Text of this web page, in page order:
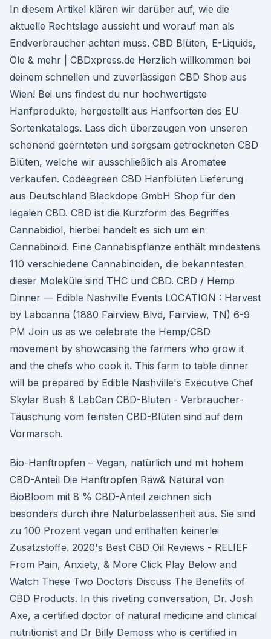
In diesem Artikel klären wir darüber auf, wie die
aktuelle Rechtslage aussieht und worauf man als
Endverbraucher achten muss. CBD Blüten, E-Liquids,
Öle & mehr | CBDxpress.de Herzlich willkommen bei
deinem schnellen und zuverlässigen CBD Shop aus
Wien! Bei uns findest du nur hochwertigste
Hanfprodukte, hergestellt aus Hanfsorten des EU
Sortenkatalogs. Lass dich überzeugen von unseren
schonend geernteten und sorgsam getrockneten CBD
Blüten, welche wir ausschließlich als Aromatee
verkaufen. Codeegreen CBD Hanfblüten Lieferung
aus Deutschland Blackdope GmbH Shop für den
legalen CBD. CBD ist die Kurzform des Begriffes
Cannabidiol, hierbei handelt es sich um ein
Cannabinoid. Eine Cannabispflanze enthält mindestens
110 verschiedene Cannabinoiden, die bekanntesten
dieser Moleküle sind THC und CBD. CBD / Hemp
Dinner — Edible Nashville Events LOCATION : Harvest
by Labcanna (1880 Fairview Blvd, Fairview, TN) 6-9
PM Join us as we celebrate the Hemp/CBD
movement by showcasing the farmers who grow it
and the chefs who cook it. This farm to table dinner
will be prepared by Edible Nashville's Executive Chef
Skylar Bush & LabCan CBD-Blüten - Verbraucher-
Täuschung vom feinsten CBD-Blüten sind auf dem
Vormarsch.
Bio-Hanftropfen – Vegan, natürlich und mit hohem
CBD-Anteil Die Hanftropfen Raw& Natural von
BioBloom mit 8 % CBD-Anteil zeichnen sich
besonders durch ihre Naturbelassenheit aus. Sie sind
zu 100 Prozent vegan und enthalten keinerlei
Zusatzstoffe. 2020's Best CBD Oil Reviews - RELIEF
From Pain, Anxiety, & More Click Play Below and
Watch These Two Doctors Discuss The Benefits of
CBD Products. In this riveting conversation, Dr. Josh
Axe, a certified doctor of natural medicine and clinical
nutritionist and Dr Billy Demoss who is certified in